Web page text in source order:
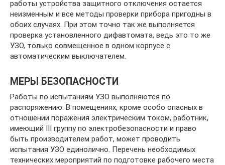
работы устройства защитного отключения остается
неизменным и все методы проверки прибора пригодны в
обоих случаях. При этом точно так же выполняется
проверка установленного дифавтомата, ведь это то же
УЗО, только совмещенное в одном корпусе с
автоматическим выключателем.
МЕРЫ БЕЗОПАСНОСТИ
Работы по испытаниям УЗО выполняются по
распоряжению. В помещениях, кроме особо опасных в
отношении поражения электрическим током, работник,
имеющий III группу по электробезопасности и право
быть производителем работ, может проводить
испытания УЗО единолично. Перечень необходимых
технических мероприятий по подготовке рабочего места